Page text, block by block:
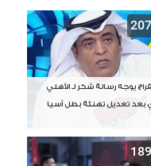
يوجه رسالة شكر لـ الأهلي
بعد تعديل تهنئة بطل آسيا